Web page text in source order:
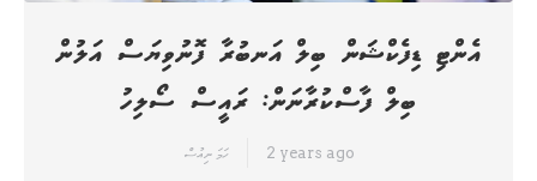
އެންޓި ޑިފެކްޝަން ބިލް އަނބުރާ ފޮނުވިޔަސް އަލުން
ބިލް ފާސްކުރާނަން: ރައީސް ސޯލިހު
ހަމަ ނިއުސް 2 years ago